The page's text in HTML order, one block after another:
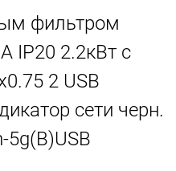
фильтром
IP20 2.2кВт с
2 USB
сети черн.